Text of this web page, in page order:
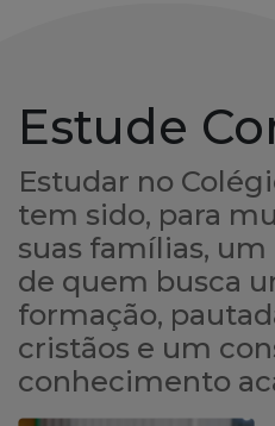
Estude
Estudar no
tem sido, para
suas famílias,
de quem busca
formação,
cristãos e um
conhecimento